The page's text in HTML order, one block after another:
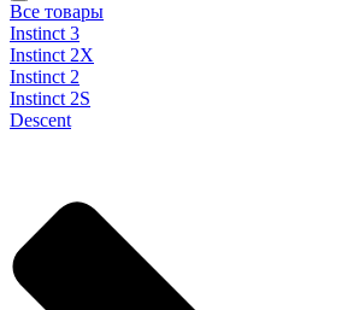
Все товары
Instinct 3
Instinct 2X
Instinct 2
Instinct 2S
Descent